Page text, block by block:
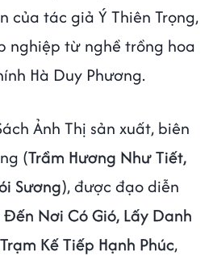
của tác giả Ý Thiên Trọng,
nghiệp từ nghề trồng hoa
Hà Duy Phương.
Ảnh Thị sản xuất, biên
(Trầm Hương Như Tiết,
Sương), được đạo diễn
Nơi Có Gió, Lấy Danh
Kế Tiếp Hạnh Phúc,